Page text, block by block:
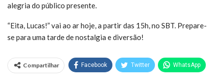
alegria do público presente.
“Eita, Lucas!” vai ao ar hoje, a partir das 15h, no SBT. Prepare-
se para uma tarde de nostalgia e diversão!
Compartilhar Facebook Twitter WhatsApp